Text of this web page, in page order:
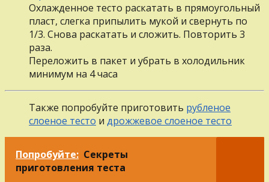
Охлажденное тесто раскатать в прямоугольный
пласт, слегка припылить мукой и свернуть по
1/3. Снова раскатать и сложить. Повторить 3
раза.
Переложить в пакет и убрать в холодильник
минимум на 4 часа
Также попробуйте приготовить рубленое
слоеное тесто и дрожжевое слоеное тесто
Попробуйте: Секреты
приготовления теста